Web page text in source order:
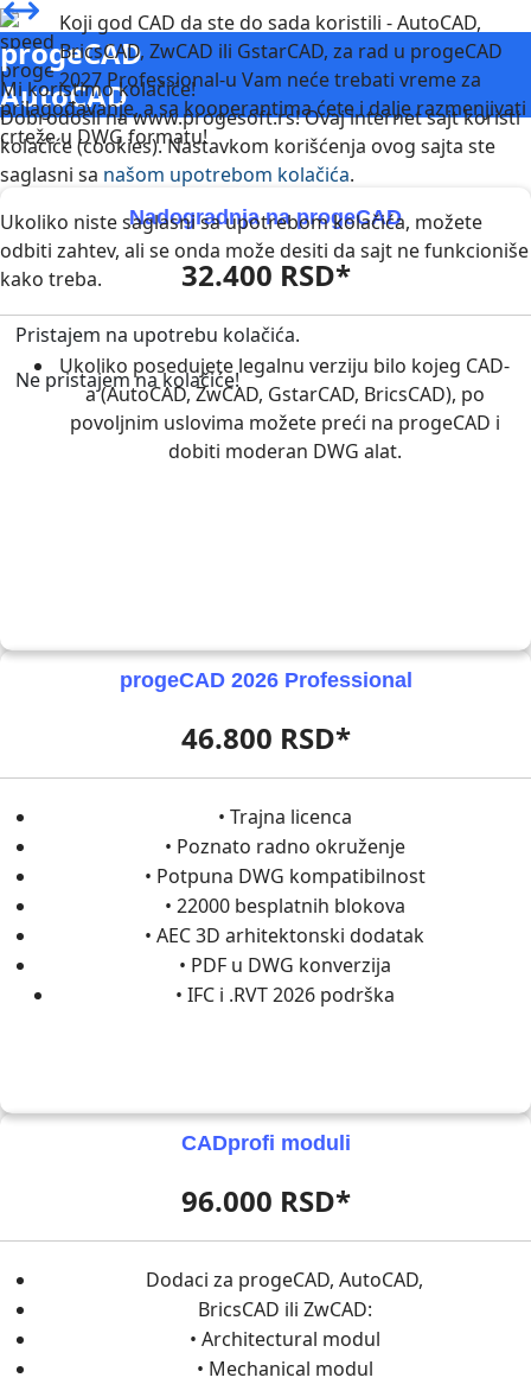
progeCAD
AutoCAD
Koji god CAD da ste do sada koristili - AutoCAD,
BricsCAD, ZwCAD ili GstarCAD, za rad u progeCAD
2027 Professional-u Vam neće trebati vreme za
prilagođavanje, a sa kooperantima ćete i dalje razmenjivati
crteže u DWG formatu!
Nadogradnja na progeCAD
32.400 RSD*
Ukoliko posedujete legalnu verziju bilo kojeg CAD-
a (AutoCAD, ZwCAD, GstarCAD, BricsCAD), po
povoljnim uslovima možete preći na progeCAD i
dobiti moderan DWG alat.
progeCAD 2026 Professional
46.800 RSD*
• Trajna licenca
• Poznato radno okruženje
• Potpuna DWG kompatibilnost
• 22000 besplatnih blokova
• AEC 3D arhitektonski dodatak
• PDF u DWG konverzija
• IFC i .RVT 2026 podrška
CADprofi moduli
96.000 RSD*
Dodaci za progeCAD, AutoCAD,
BricsCAD ili ZwCAD:
• Architectural modul
• Mechanical modul
Mi koristimo kolačiće!
Dobrodošli na www.progesoft.rs! Ovaj internet sajt koristi
kolačiće (cookies). Nastavkom korišćenja ovog sajta ste
saglasni sa našom upotrebom kolačića.
Ukoliko niste saglasni sa upotrebom kolačića, možete
odbiti zahtev, ali se onda može desiti da sajt ne funkcioniše
kako treba.
Pristajem na upotrebu kolačića.
Ne pristajem na kolačiće!